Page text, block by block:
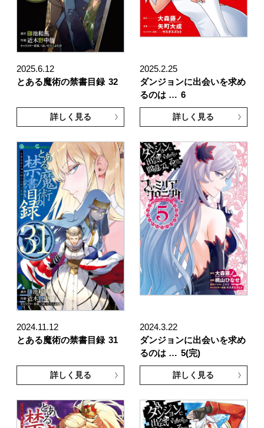
2025.6.12
とある魔術の禁書目録 32
詳しく見る
2025.2.25
ダンジョンに出会いを求め
るのは … 6
詳しく見る
2024.11.12
とある魔術の禁書目録 31
詳しく見る
2024.3.22
ダンジョンに出会いを求め
るのは … 5(完)
詳しく見る